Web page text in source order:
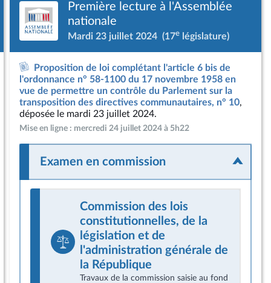
Première lecture à l'Assemblée
nationale
Mardi 23 juillet 2024 (17e législature)
Proposition de loi complétant l'article 6 bis de
l'ordonnance n° 58-1100 du 17 novembre 1958 en
vue de permettre un contrôle du Parlement sur la
transposition des directives communautaires, n° 10,
déposée le mardi 23 juillet 2024.
Mise en ligne : mercredi 24 juillet 2024 à 5h22
Examen en commission
Commission des lois
constitutionnelles, de la
législation et de
l'administration générale de
la République
Travaux de la commission saisie au fond